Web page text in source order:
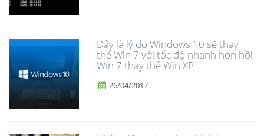
Đây là lý do Windows 10 sẽ thay
thế Win 7 với tốc độ nhanh hơn hồi
Win 7 thay thế Win XP
26/04/2017